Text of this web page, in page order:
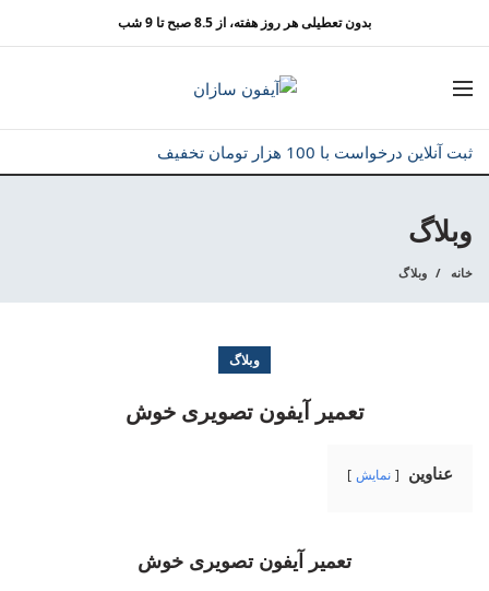
بدون تعطیلی هر روز هفته، از 8.5 صبح تا 9 شب
ثبت آنلاین درخواست با 100 هزار تومان تخفیف
وبلاگ
خانه وبلاگ
وبلاگ
تعمیر آیفون تصویری خوش
عناوین نمایش
تعمیر آیفون تصویری خوش